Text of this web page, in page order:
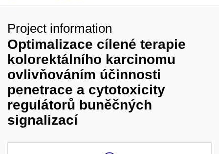
Project information
Optimalizace cílené terapie
kolorektálního karcinomu
ovlivňováním účinnosti
penetrace a cytotoxicity
regulátorů buněčných
signalizací